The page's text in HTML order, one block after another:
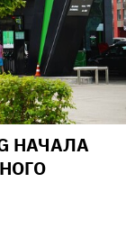
НАЧАЛА